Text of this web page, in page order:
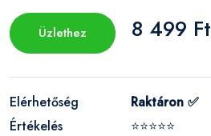
Üzlethez 8 499 Ft
Elérhetőség
Raktáron ✅
Értékelés
⭐⭐⭐⭐⭐